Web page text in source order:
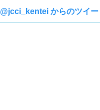
@jcci_kentei からのツイー